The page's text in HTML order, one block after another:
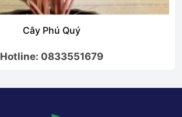
Cây Cẩm Tú Mai
Hotline: 0833551679